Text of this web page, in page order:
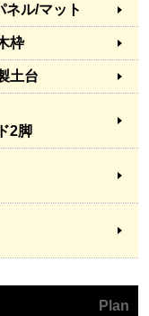
ネル/マット
枠
土台
2脚
Plan